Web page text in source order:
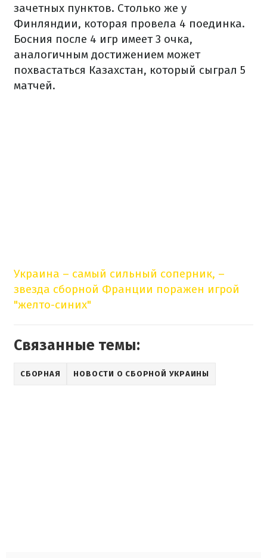
зачетных пунктов. Столько же у
Финляндии, которая провела 4 поединка.
Босния после 4 игр имеет 3 очка,
аналогичным достижением может
похвастаться Казахстан, который сыграл 5
матчей.
Украина – самый сильный соперник, –
звезда сборной Франции поражен игрой
"желто-синих"
Связанные темы:
СБОРНАЯ НОВОСТИ О СБОРНОЙ УКРАИНЫ